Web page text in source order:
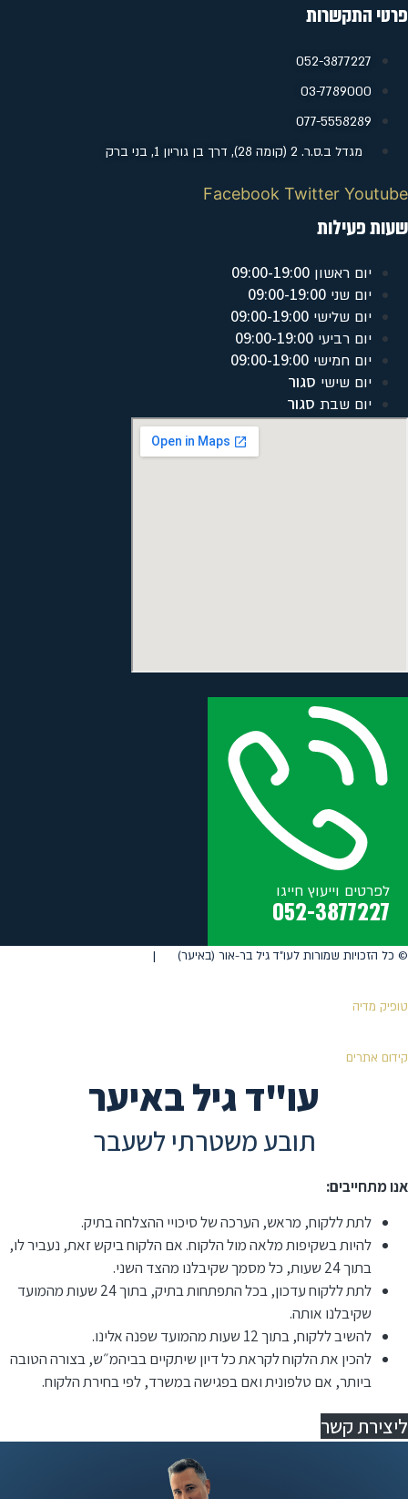
פרטי התקשרות
052-3877227
‭03-7789000
077-5558289
מגדל ב.ס.ר. 2 (קומה 28), דרך בן גוריון 1, בני ברק
Facebook Twitter Youtube
שעות פעילות
יום ראשון 09:00-19:00
יום שני 09:00-19:00
יום שלישי 09:00-19:00
יום רביעי 09:00-19:00
יום חמישי 09:00-19:00
יום שישי סגור
יום שבת סגור
לפרטים וייעוץ חייגו
052-3877227
©️ כל הזכויות שמורות לעו"ד גיל בר-אור (באיער) |
טופיק מדיה
קידום אתרים
עו"ד גיל באיער
תובע משטרתי לשעבר
אנו מתחייבים:
לתת ללקוח, מראש, הערכה של סיכויי ההצלחה בתיק.
להיות בשקיפות מלאה מול הלקוח. אם הלקוח ביקש זאת, נעביר לו,
בתוך 24 שעות, כל מסמך שקיבלנו מהצד השני.
לתת ללקוח עדכון, בכל התפתחות בתיק, בתוך 24 שעות מהמועד
שקיבלנו אותה.
להשיב ללקוח, בתוך 12 שעות מהמועד שפנה אלינו.
⁠להכין את הלקוח לקראת כל דיון שיתקיים בביהמ״ש, בצורה הטובה
ביותר, אם טלפונית ואם בפגישה במשרד, לפי בחירת הלקוח.
ליצירת קשר